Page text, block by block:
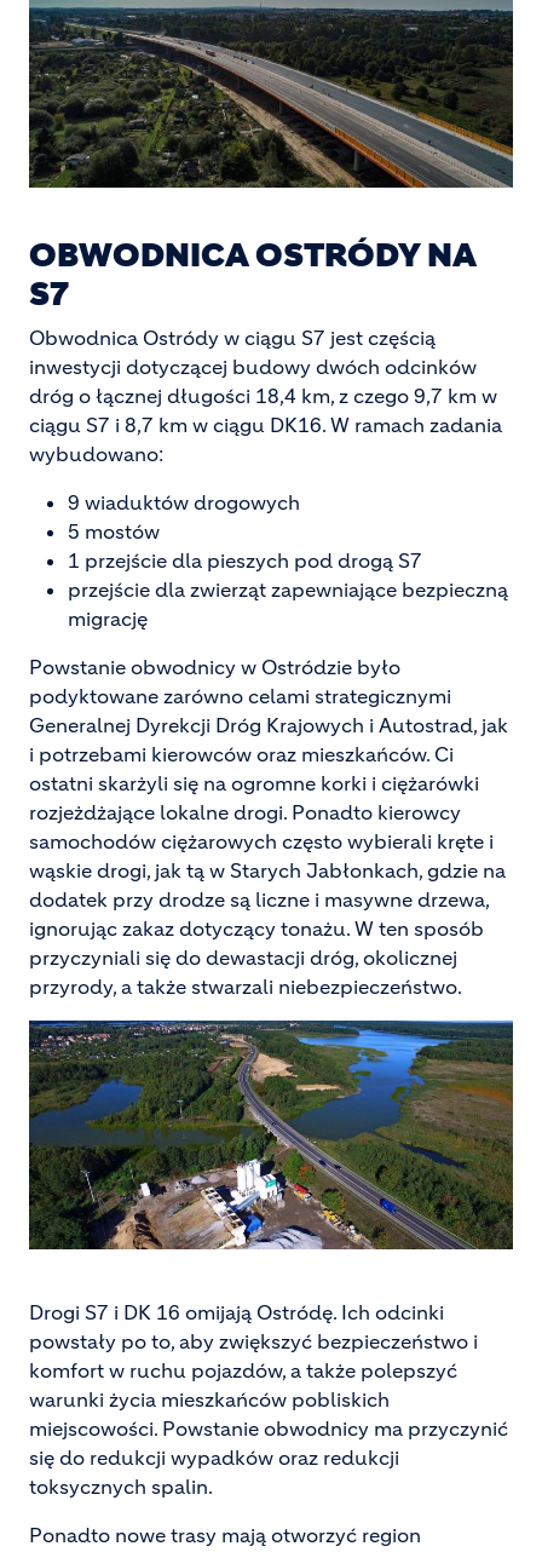
OBWODNICA OSTRÓDY NA
S7
Obwodnica Ostródy w ciągu S7 jest częścią
inwestycji dotyczącej budowy dwóch odcinków
dróg o łącznej długości 18,4 km, z czego 9,7 km w
ciągu S7 i 8,7 km w ciągu DK16. W ramach zadania
wybudowano:
9 wiaduktów drogowych
5 mostów
1 przejście dla pieszych pod drogą S7
przejście dla zwierząt zapewniające bezpieczną
migrację
Powstanie obwodnicy w Ostródzie było
podyktowane zarówno celami strategicznymi
Generalnej Dyrekcji Dróg Krajowych i Autostrad, jak
i potrzebami kierowców oraz mieszkańców. Ci
ostatni skarżyli się na ogromne korki i ciężarówki
rozjeżdżające lokalne drogi. Ponadto kierowcy
samochodów ciężarowych często wybierali kręte i
wąskie drogi, jak tą w Starych Jabłonkach, gdzie na
dodatek przy drodze są liczne i masywne drzewa,
ignorując zakaz dotyczący tonażu. W ten sposób
przyczyniali się do dewastacji dróg, okolicznej
przyrody, a także stwarzali niebezpieczeństwo.
Drogi S7 i DK 16 omijają Ostródę. Ich odcinki
powstały po to, aby zwiększyć bezpieczeństwo i
komfort w ruchu pojazdów, a także polepszyć
warunki życia mieszkańców pobliskich
miejscowości. Powstanie obwodnicy ma przyczynić
się do redukcji wypadków oraz redukcji
toksycznych spalin.
Ponadto nowe trasy mają otworzyć region